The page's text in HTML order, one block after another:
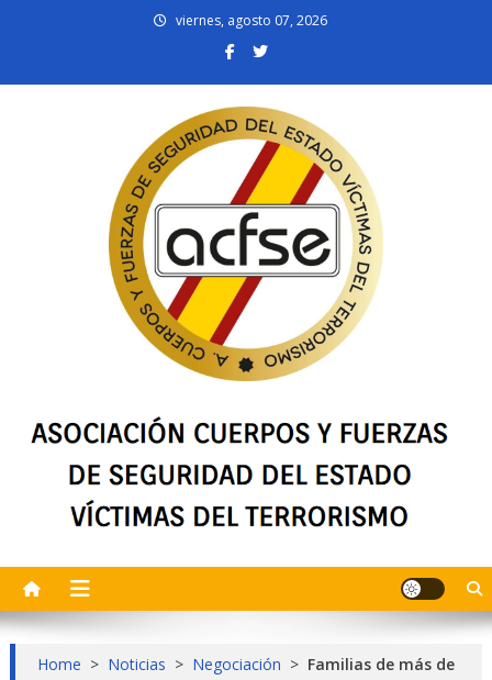
viernes, agosto 07, 2026
Terrorismo
Home > Noticias > Negociación > Familias de más de